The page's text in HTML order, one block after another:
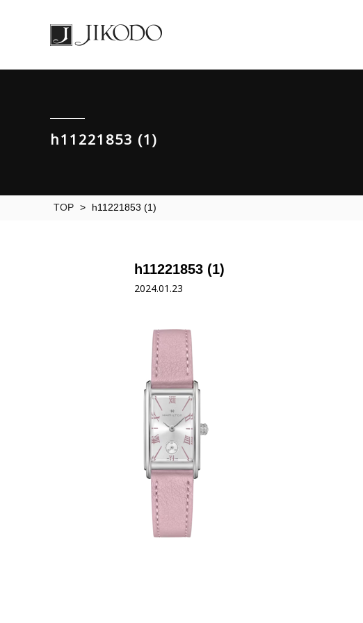
h11221853 (1)
TOP > h11221853 (1)
h11221853 (1)
2024.01.23